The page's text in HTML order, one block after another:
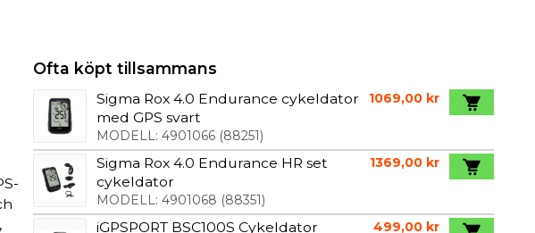
Ofta köpt tillsammans
Sigma Rox 4.0 Endurance cykeldator
med GPS svart
MODELL: 4901066(88251)
1069,00 kr
Sigma Rox 4.0 Endurance HR set
cykeldator
MODELL: 4901068 (88351)
1369,00 kr
iGPSPORT BSC100S Cykeldator 499,00 kr